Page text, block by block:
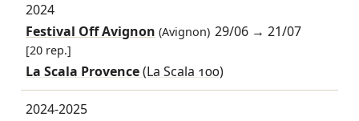
2024
Festival Off Avignon (Avignon) 29/06 →21/07
[20 rep.]
La Scala Provence(La Scala 100)
2024-2025